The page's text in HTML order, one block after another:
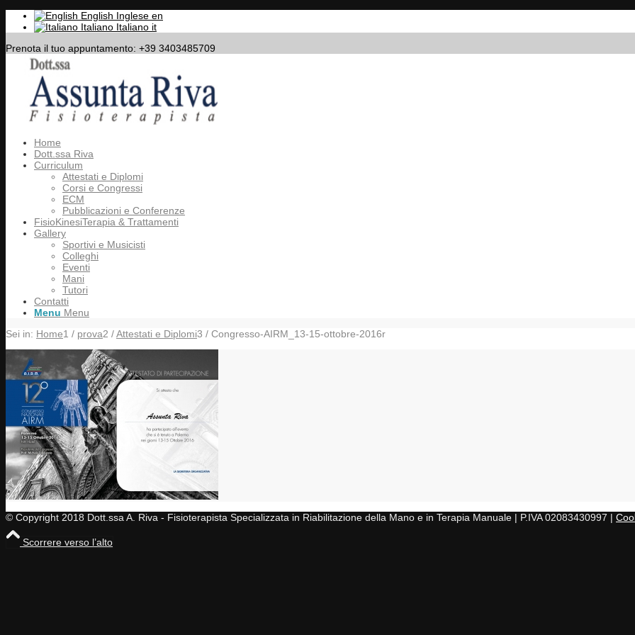
English Inglese en
Italiano Italiano it
Prenota il tuo appuntamento: +39 3403485709
Home
Dott.ssa Riva
Curriculum
Attestati e Diplomi
Corsi e Congressi
ECM
Pubblicazioni e Conferenze
FisioKinesiTerapia & Trattamenti
Gallery
Sportivi e Musicisti
Colleghi
Eventi
Mani
Tutori
Contatti
Menu Menu
Sei in: Home1 / prova2 /Attestati e Diplomi3 / Congresso-AIRM_13-15-ottobre-2016r
© Copyright 2018 Dott.ssa A. Riva - Fisioterapista Specializzata in Riabilitazione della Mano e in Terapia Manuale | P.IVA 02083430997 |
Scorrere verso l’alto